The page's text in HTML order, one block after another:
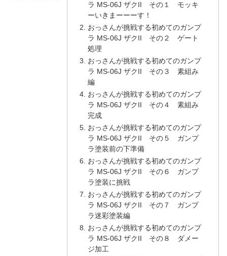
ラ MS-06J ザクII その１ モッキ
ーいきまーーーす！
おっさんが挑戦する初めてのガンプ
ラ MS-06J ザクII その２ ゲート
処理
おっさんが挑戦する初めてのガンプ
ラ MS-06J ザクII その３ 素組み
編
おっさんが挑戦する初めてのガンプ
ラ MS-06J ザクII その４ 素組み
完成
おっさんが挑戦する初めてのガンプ
ラ MS-06J ザクII その５ ガンプ
ラ塗装前の下準備
おっさんが挑戦する初めてのガンプ
ラ MS-06J ザクII その６ ガンプ
ラ塗装に挑戦
おっさんが挑戦する初めてのガンプ
ラ MS-06J ザクII その７ ガンプ
ラ迷彩塗装編
おっさんが挑戦する初めてのガンプ
ラ MS-06J ザクII その８ ダメー
ジ加工